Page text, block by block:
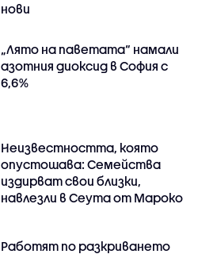
нови
„Лято на паветата“ намали
азотния диоксид в София с
6,6%
Неизвестността, която
опустошава: Семейства
издирват свои близки,
навлезли в Сеута от Мароко
Работят по разкриването